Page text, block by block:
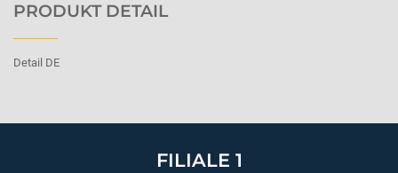
PRODUKT DETAIL
Detail DE
FILIALE 1